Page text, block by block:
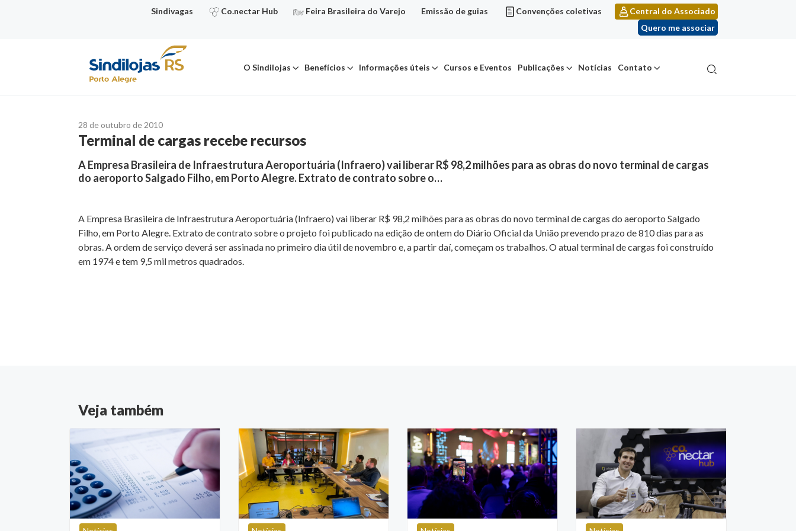
Sindivagas Co.nectar Hub Feira Brasileira do Varejo Emissão de guias Convenções coletivas
Central do Associado
Quero me associar
O Sindilojas Benefícios Informações úteis Cursos e Eventos Publicações Notícias Contato
28 de outubro de 2010
Terminal de cargas recebe recursos
A Empresa Brasileira de Infraestrutura Aeroportuária (Infraero) vai liberar R$ 98,2 milhões para as obras do novo terminal de cargas
do aeroporto Salgado Filho, em Porto Alegre. Extrato de contrato sobre o…
A Empresa Brasileira de Infraestrutura Aeroportuária (Infraero) vai liberar R$ 98,2 milhões para as obras do novo terminal de cargas do aeroporto Salgado
Filho, em Porto Alegre. Extrato de contrato sobre o projeto foi publicado na edição de ontem do Diário Oficial da União prevendo prazo de 810 dias para as
obras. A ordem de serviço deverá ser assinada no primeiro dia útil de novembro e, a partir daí, começam os trabalhos. O atual terminal de cargas foi construído
em 1974 e tem 9,5 mil metros quadrados.
Veja também